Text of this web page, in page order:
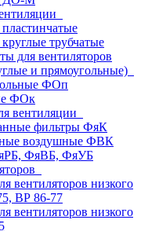
трубчатые
для вентиляторов
и прямоугольные)
ФОп
ФОк
вентиляции
фильтры ФяК
воздушные ФВК
ФяВБ, ФяУБ
вентиляторов низкого
ВР 86-77
вентиляторов низкого